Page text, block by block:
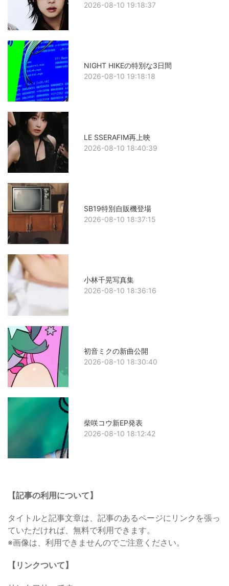
2026-08-10 19:18:37
NIGHT HIKEの特別な3日間
2026-08-10 19:18:18
LE SSERAFIM再上映
2026-08-10 18:40:39
SB19特別自販機登場
2026-08-10 18:37:15
小林千晃写真集
2026-08-10 18:36:16
初音ミクの新曲公開
2026-08-10 18:30:40
柴咲コウ新EP発表
2026-08-10 18:12:42
【記事の利用について】
タイトルと記事文章は、記事のあるページにリンクを張っ
ていただければ、無料で利用できます。
※画像は、利用できませんのでご注意ください。
【リンクついて】